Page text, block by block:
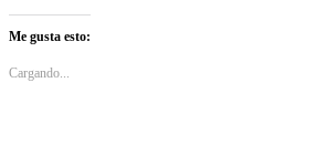
en
Twitter
(Se
en
Me gusta esto:
Cargando...